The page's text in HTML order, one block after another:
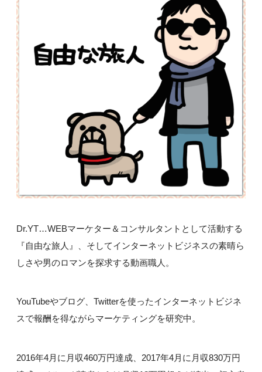
Dr.YT…WEBマーケター＆コンサルタントとして活動する
『自由な旅人』、そしてインターネットビジネスの素晴ら
しさや男のロマンを探求する動画職人。
YouTubeやブログ、Twitterを使ったインターネットビジネ
スで報酬を得ながらマーケティングを研究中。
2016年4月に月収460万円達成、2017年4月に月収830万円